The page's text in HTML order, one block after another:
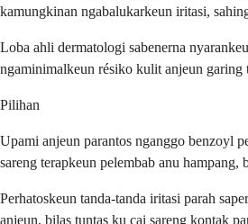
kamungkinan ngabalukarkeun iritasi,
Loba ahli dermatologi sabenerna
ngaminimalkeun résiko kulit anjeun garing
Pilihan
Upami anjeun parantos nganggo benzoyl
sareng terapkeun pelembab anu hampang,
Perhatoskeun tanda-tanda iritasi parah
anjeun, bilas tuntas ku cai sareng kontak